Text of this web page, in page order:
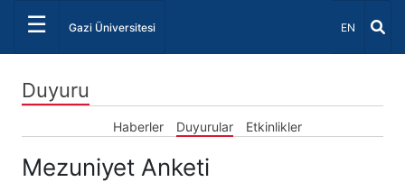
☰ Gazi Üniversitesi Dil Seçiniz
EN
Duyuru
Haberler Duyurular Etkinlikler
Mezuniyet Anketi